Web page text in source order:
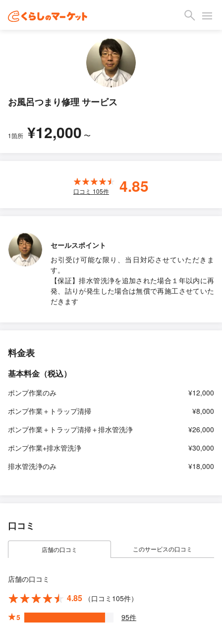
お風呂つまり修理 サービス
1箇所 ¥12,000 〜
口コミ 105件 4.85
セールスポイント
お引受け可能な限り、当日対応させていただきま
す。
【保証】排水管洗浄を追加された場合１年以内に再
発、詰りが発生した場合は無償で再施工させていた
だきます
料金表
基本料金（税込）
ポンプ作業のみ
¥12,000
ポンプ作業＋トラップ清掃
¥8,000
ポンプ作業＋トラップ清掃＋排水管洗浄
¥26,000
ポンプ作業+排水管洗浄
¥30,000
排水管洗浄のみ
¥18,000
口コミ
店舗の口コミ このサービスの口コミ
店舗の口コミ
4.85
（口コミ105件）
5
95件